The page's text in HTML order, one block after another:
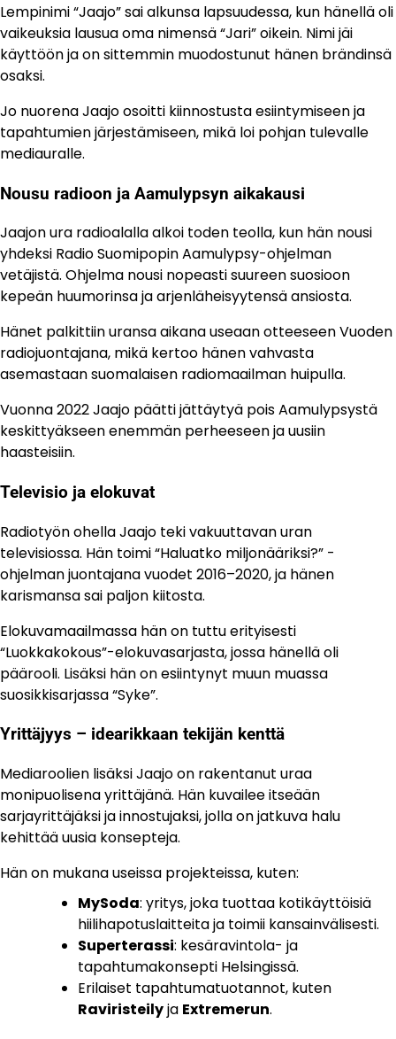
Lempinimi “Jaajo” sai alkunsa lapsuudessa, kun hänellä oli
vaikeuksia lausua oma nimensä “Jari” oikein. Nimi jäi
käyttöön ja on sittemmin muodostunut hänen brändinsä
osaksi.
Jo nuorena Jaajo osoitti kiinnostusta esiintymiseen ja
tapahtumien järjestämiseen, mikä loi pohjan tulevalle
mediauralle.
Nousu radioon ja Aamulypsyn aikakausi
Jaajon ura radioalalla alkoi toden teolla, kun hän nousi
yhdeksi Radio Suomipopin Aamulypsy-ohjelman
vetäjistä. Ohjelma nousi nopeasti suureen suosioon
kepeän huumorinsa ja arjenläheisyytensä ansiosta.
Hänet palkittiin uransa aikana useaan otteeseen Vuoden
radiojuontajana, mikä kertoo hänen vahvasta
asemastaan suomalaisen radiomaailman huipulla.
Vuonna 2022 Jaajo päätti jättäytyä pois Aamulypsystä
keskittyäkseen enemmän perheeseen ja uusiin
haasteisiin.
Televisio ja elokuvat
Radiotyön ohella Jaajo teki vakuuttavan uran
televisiossa. Hän toimi “Haluatko miljonääriksi?” -
ohjelman juontajana vuodet 2016–2020, ja hänen
karismansa sai paljon kiitosta.
Elokuvamaailmassa hän on tuttu erityisesti
“Luokkakokous”-elokuvasarjasta, jossa hänellä oli
päärooli. Lisäksi hän on esiintynyt muun muassa
suosikkisarjassa “Syke”.
Yrittäjyys – idearikkaan tekijän kenttä
Mediaroolien lisäksi Jaajo on rakentanut uraa
monipuolisena yrittäjänä. Hän kuvailee itseään
sarjayrittäjäksi ja innostujaksi, jolla on jatkuva halu
kehittää uusia konsepteja.
Hän on mukana useissa projekteissa, kuten:
MySoda: yritys, joka tuottaa kotikäyttöisiä
hiilihapotuslaitteita ja toimii kansainvälisesti.
Superterassi: kesäravintola- ja
tapahtumakonsepti Helsingissä.
Erilaiset tapahtumatuotannot, kuten
Raviristeilyja Extremerun.